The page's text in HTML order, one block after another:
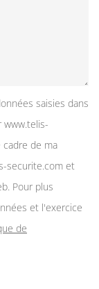
saisies dans
www.telis-
de ma
securite.com et
Pour plus
et l'exercice
de